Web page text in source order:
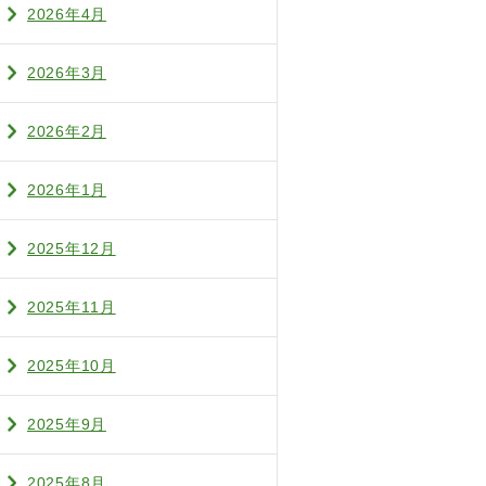
2026年4月
2026年3月
2026年2月
2026年1月
2025年12月
2025年11月
2025年10月
2025年9月